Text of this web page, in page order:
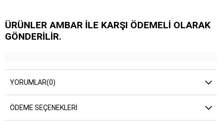
ÜRÜNLER AMBAR İLE KARŞI ÖDEMELİ OLARAK
GÖNDERİLİR.
YORUMLAR(0)
ÖDEME SEÇENEKLERI